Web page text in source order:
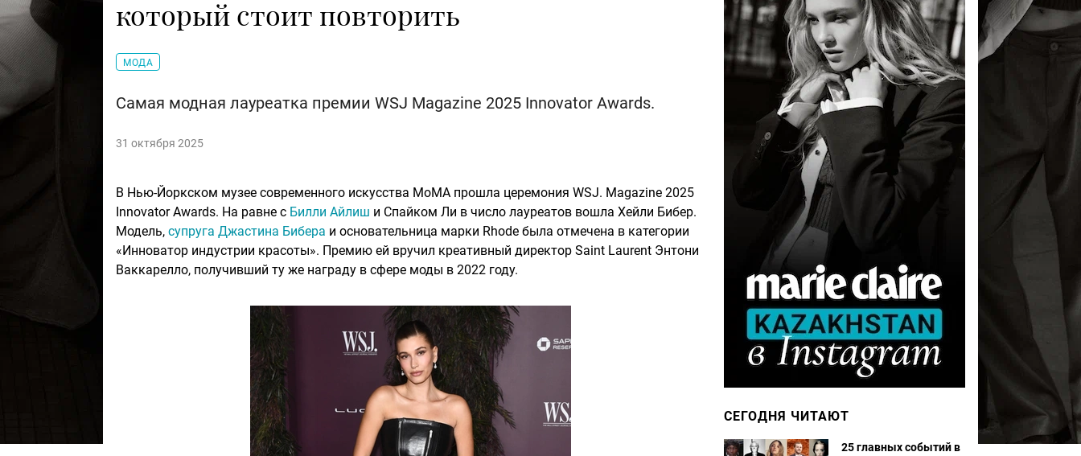
который стоит повторить
МОДА
Самая модная лауреатка премии WSJ Magazine 2025 Innovator Awards.
31 октября 2025
В Нью-Йоркском музее современного искусства MoMA прошла церемония WSJ. Magazine 2025
Innovator Awards. На равне с Билли Айлиш и Спайком Ли в число лауреатов вошла Хейли Бибер.
Модель, супруга Джастина Бибера и основательница марки Rhode была отмечена в категории
«Инноватор индустрии красоты». Премию ей вручил креативный директор Saint Laurent Энтони
Ваккарелло, получивший ту же награду в сфере моды в 2022 году.
СЕГОДНЯ ЧИТАЮТ
25 главных событий в